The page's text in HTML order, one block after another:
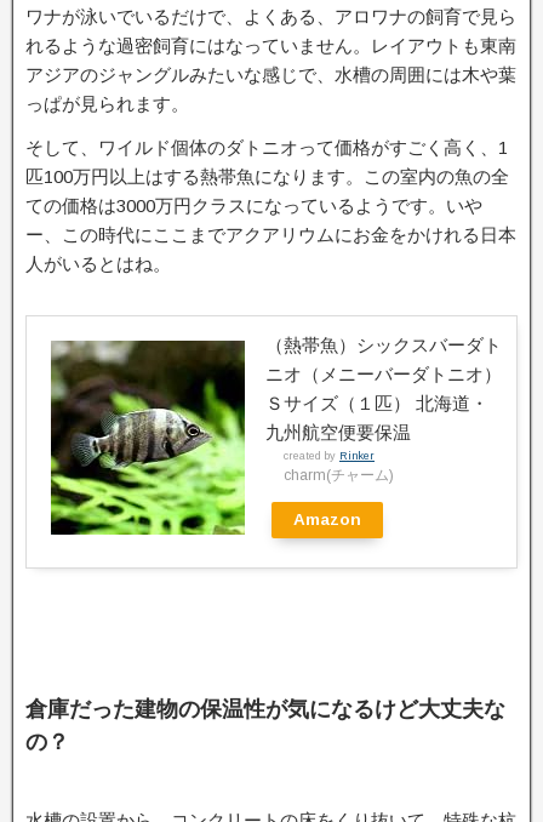
ワナが泳いでいるだけで、よくある、アロワナの飼育で見ら
れるような過密飼育にはなっていません。レイアウトも東南
アジアのジャングルみたいな感じで、水槽の周囲には木や葉
っぱが見られます。
そして、ワイルド個体のダトニオって価格がすごく高く、1
匹100万円以上はする熱帯魚になります。この室内の魚の全
ての価格は3000万円クラスになっているようです。いや
ー、この時代にここまでアクアリウムにお金をかけれる日本
人がいるとはね。
（熱帯魚）シックスバーダト
ニオ（メニーバーダトニオ）
Ｓサイズ（１匹） 北海道・
九州航空便要保温
created by Rinker
charm(チャーム)
Amazon
倉庫だった建物の保温性が気になるけど大丈夫な
の？